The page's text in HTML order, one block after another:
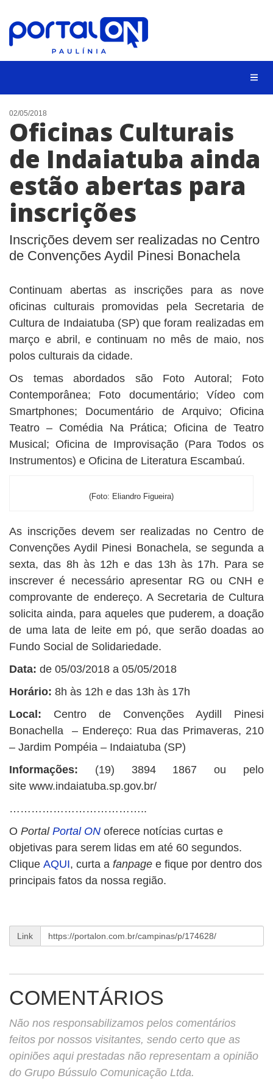
CIDADES
EVENTOS
EMPREGO
ANIVERSÁRIO DAS CIDADES
ANUNCIE
CONTATO
BUSCAR
02/05/2018
Oficinas Culturais
de Indaiatuba ainda
estão abertas para
inscrições
Inscrições devem ser realizadas no Centro
de Convenções Aydil Pinesi Bonachela
Continuam abertas as inscrições para as nove
oficinas culturais promovidas pela Secretaria de
Cultura de Indaiatuba (SP) que foram realizadas em
março e abril, e continuam no mês de maio, nos
polos culturais da cidade.
Os temas abordados são Foto Autoral; Foto
Contemporânea; Foto documentário; Vídeo com
Smartphones; Documentário de Arquivo; Oficina
Teatro – Comédia Na Prática; Oficina de Teatro
Musical; Oficina de Improvisação (Para Todos os
Instrumentos) e Oficina de Literatura Escambaú.
(Foto: Eliandro Figueira)
As inscrições devem ser realizadas no Centro de
Convenções Aydil Pinesi Bonachela, se segunda a
sexta, das 8h às 12h e das 13h às 17h. Para se
inscrever é necessário apresentar RG ou CNH e
comprovante de endereço. A Secretaria de Cultura
solicita ainda, para aqueles que puderem, a doação
de uma lata de leite em pó, que serão doadas ao
Fundo Social de Solidariedade.
Data: de 05/03/2018 a 05/05/2018
Horário: 8h às 12h e das 13h às 17h
Local: Centro de Convenções Aydill Pinesi
Bonachella – Endereço: Rua das Primaveras, 210
– Jardim Pompéia – Indaiatuba (SP)
Informações: (19) 3894 1867 ou pelo
site www.indaiatuba.sp.gov.br/
………………………………..
O Portal Portal ON oferece notícias curtas e
objetivas para serem lidas em até 60 segundos.
Clique AQUI, curta a fanpage e fique por dentro dos
principais fatos da nossa região.
Link
COMENTÁRIOS
Não nos responsabilizamos pelos comentários
feitos por nossos visitantes, sendo certo que as
opiniões aqui prestadas não representam a opinião
do Grupo Bússulo Comunicação Ltda.